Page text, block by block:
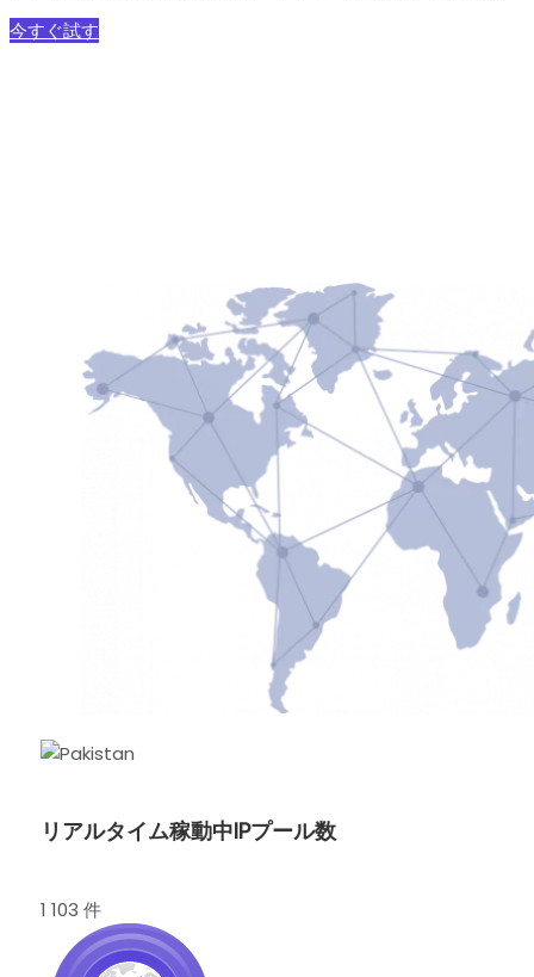
今すぐ試す
リアルタイム稼動中IPプール数
1 103 件